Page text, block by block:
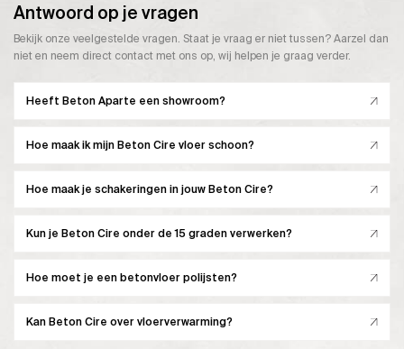
Antwoord op je vragen
Bekijk onze veelgestelde vragen. Staat je vraag er niet tussen? Aarzel dan
niet en neem direct contact met ons op, wij helpen je graag verder.
Heeft Beton Aparte een showroom?
Hoe maak ik mijn Beton Cire vloer schoon?
Hoe maak je schakeringen in jouw Beton Cire?
Kun je Beton Cire onder de 15 graden verwerken?
Hoe moet je een betonvloer polijsten?
Kan Beton Cire over vloerverwarming?